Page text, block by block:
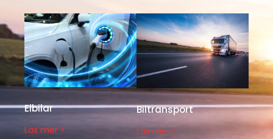
Elbilar
Läs mer >
Biltransport
Läs mer >